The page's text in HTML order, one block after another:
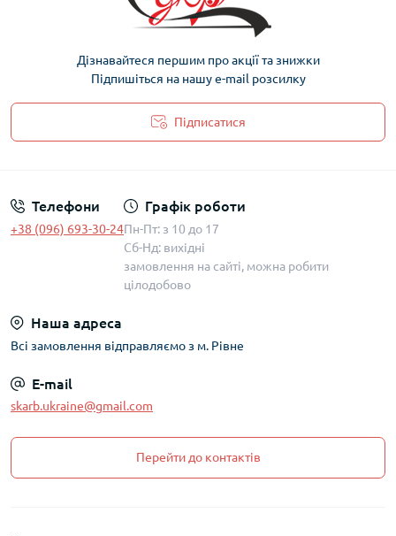
Дізнавайтеся першим про акції та знижки
Підпишіться на нашу e-mail розсилку
Підписатися
Телефони
+38 (096) 693-30-24
Графік роботи
Пн-Пт: з 10 до 17
Сб-Нд: вихідні
замовлення на сайті, можна робити
цілодобово
Наша адреса
Всі замовлення відправляємо з м. Рівне
E-mail
skarb.ukraine@gmail.com
Перейти до контактів